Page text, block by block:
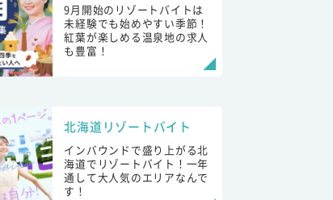
9月開始のリゾートバイトは
未経験でも始めやすい季節！
紅葉が楽しめる温泉地の求人
も豊富！
北海道リゾートバイト
インバウンドで盛り上がる北
海道でリゾートバイト！一年
通して大人気のエリアなんで
す！